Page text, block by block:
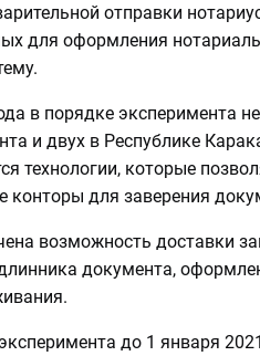
отправки
для оформления
в порядке эксперимента
и двух в Республике
технологии, которые
конторы для заверения
возможность доставки
документа,
до 1 января